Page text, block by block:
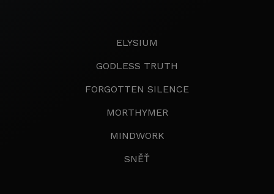
ELYSIUM
GODLESS TRUTH
FORGOTTEN SILENCE
MORTHYMER
MINDWORK
SNĚŤ